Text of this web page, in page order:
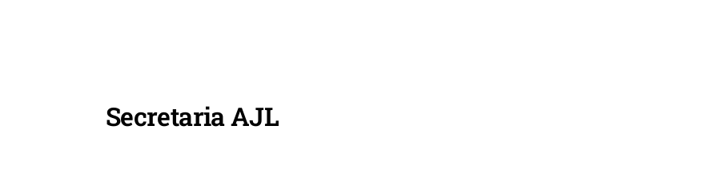
o
o
p
p
Secretaria AJL